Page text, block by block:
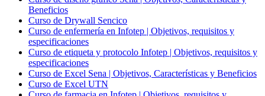
Beneficios
Curso de Drywall Sencico
Curso de enfermería en Infotep | Objetivos, requisitos y
especificaciones
Curso de etiqueta y protocolo Infotep | Objetivos, requisitos y
especificaciones
Curso de Excel Sena | Objetivos, Características y Beneficios
Curso de Excel UTN